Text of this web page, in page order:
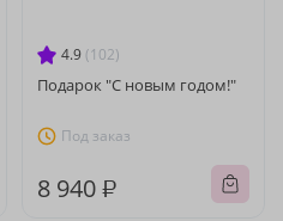
4.9 (102)
Подарок "С новым годом!"
Под заказ
8 940 ₽